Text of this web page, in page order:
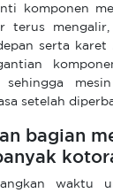
komponen
terus
serta karet
setelah
bagian
waktu